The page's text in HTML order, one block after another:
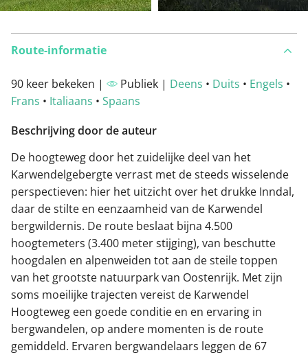
Route-informatie
90 keer bekeken | Publiek | Deens • Duits • Engels •
Frans • Italiaans • Spaans
Beschrijving door de auteur
De hoogteweg door het zuidelijke deel van het
Karwendelgebergte verrast met de steeds wisselende
perspectieven: hier het uitzicht over het drukke Inndal,
daar de stilte en eenzaamheid van de Karwendel
bergwildernis. De route beslaat bijna 4.500
hoogtemeters (3.400 meter stijging), van beschutte
hoogdalen en alpenweiden tot aan de steile toppen
van het grootste natuurpark van Oostenrijk. Met zijn
soms moeilijke trajecten vereist de Karwendel
Hoogteweg een goede conditie en en ervaring in
bergwandelen, op andere momenten is de route
gemiddeld. Ervaren bergwandelaars leggen de 67